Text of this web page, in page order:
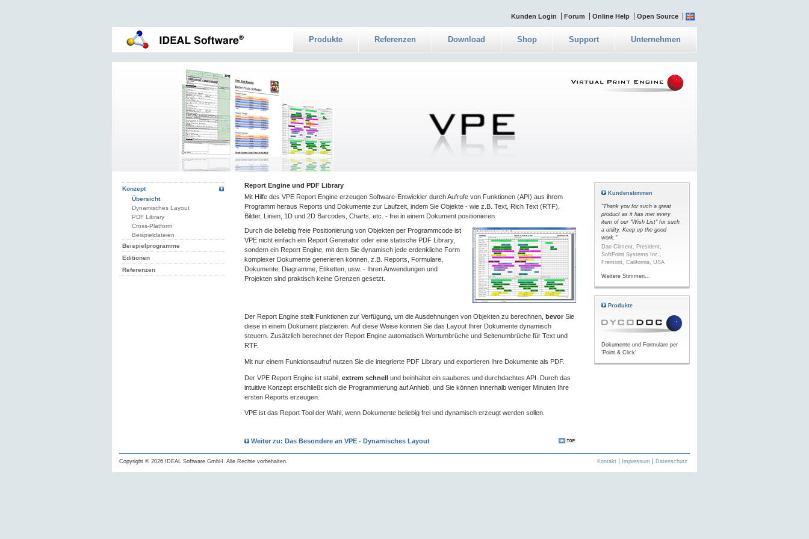
Kunden Login Forum Online Help Open Source
Produkte Referenzen Download Shop Support Unternehmen
Konzept
Übersicht
Dynamisches Layout
PDF Library
Cross-Platform
Beispieldateien
Beispielprogramme
Editionen
Referenzen
Report Engine und PDF Library
Mit Hilfe des VPE Report Engine erzeugen Software-Entwickler durch Aufrufe von Funktionen (API) aus ihrem
Programm heraus Reports und Dokumente zur Laufzeit, indem Sie Objekte - wie z.B. Text, Rich Text (RTF),
Bilder, Linien, 1D und 2D Barcodes, Charts, etc. - frei in einem Dokument positionieren.
Durch die beliebig freie Positionierung von Objekten per Programmcode ist
VPE nicht einfach ein Report Generator oder eine statische PDF Library,
sondern ein Report Engine, mit dem Sie dynamisch jede erdenkliche Form
komplexer Dokumente generieren können, z.B. Reports, Formulare,
Dokumente, Diagramme, Etiketten, usw. - Ihren Anwendungen und
Projekten sind praktisch keine Grenzen gesetzt.
Der Report Engine stellt Funktionen zur Verfügung, um die Ausdehnungen von Objekten zu berechnen, bevor Sie
diese in einem Dokument platzieren. Auf diese Weise können Sie das Layout Ihrer Dokumente dynamisch
steuern. Zusätzlich berechnet der Report Engine automatisch Wortumbrüche und Seitenumbrüche für Text und
RTF.
Mit nur einem Funktionsaufruf nutzen Sie die integrierte PDF Library und exportieren Ihre Dokumente als PDF.
Der VPE Report Engine ist stabil, extrem schnell und beinhaltet ein sauberes und durchdachtes API. Durch das
intuitive Konzept erschließt sich die Programmierung auf Anhieb, und Sie können innerhalb weniger Minuten Ihre
ersten Reports erzeugen.
VPE ist das Report Tool der Wahl, wenn Dokumente beliebig frei und dynamisch erzeugt werden sollen.
Weiter zu: Das Besondere an VPE - Dynamisches Layout
Kundenstimmen
"Thank you for such a great
product as it has met every
item of our "Wish List" for such
a utility. Keep up the good
work."
Dan Climent, President,
SoftPoint Systems Inc.,
Fremont, California, USA
Weitere Stimmen...
Produkte
Dokumente und Formulare per
'Point & Click'
Copyright © 2026 IDEAL Software GmbH. Alle Rechte vorbehalten. Kontakt Impressum Datenschutz